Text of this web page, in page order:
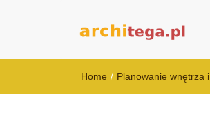
Home / Planowanie wnętrza